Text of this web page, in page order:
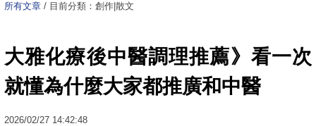
所有文章 / 目前分類：創作|散文
大雅化療後中醫調理推薦》看一次
就懂為什麼大家都推廣和中醫
2026/02/27 14:42:48